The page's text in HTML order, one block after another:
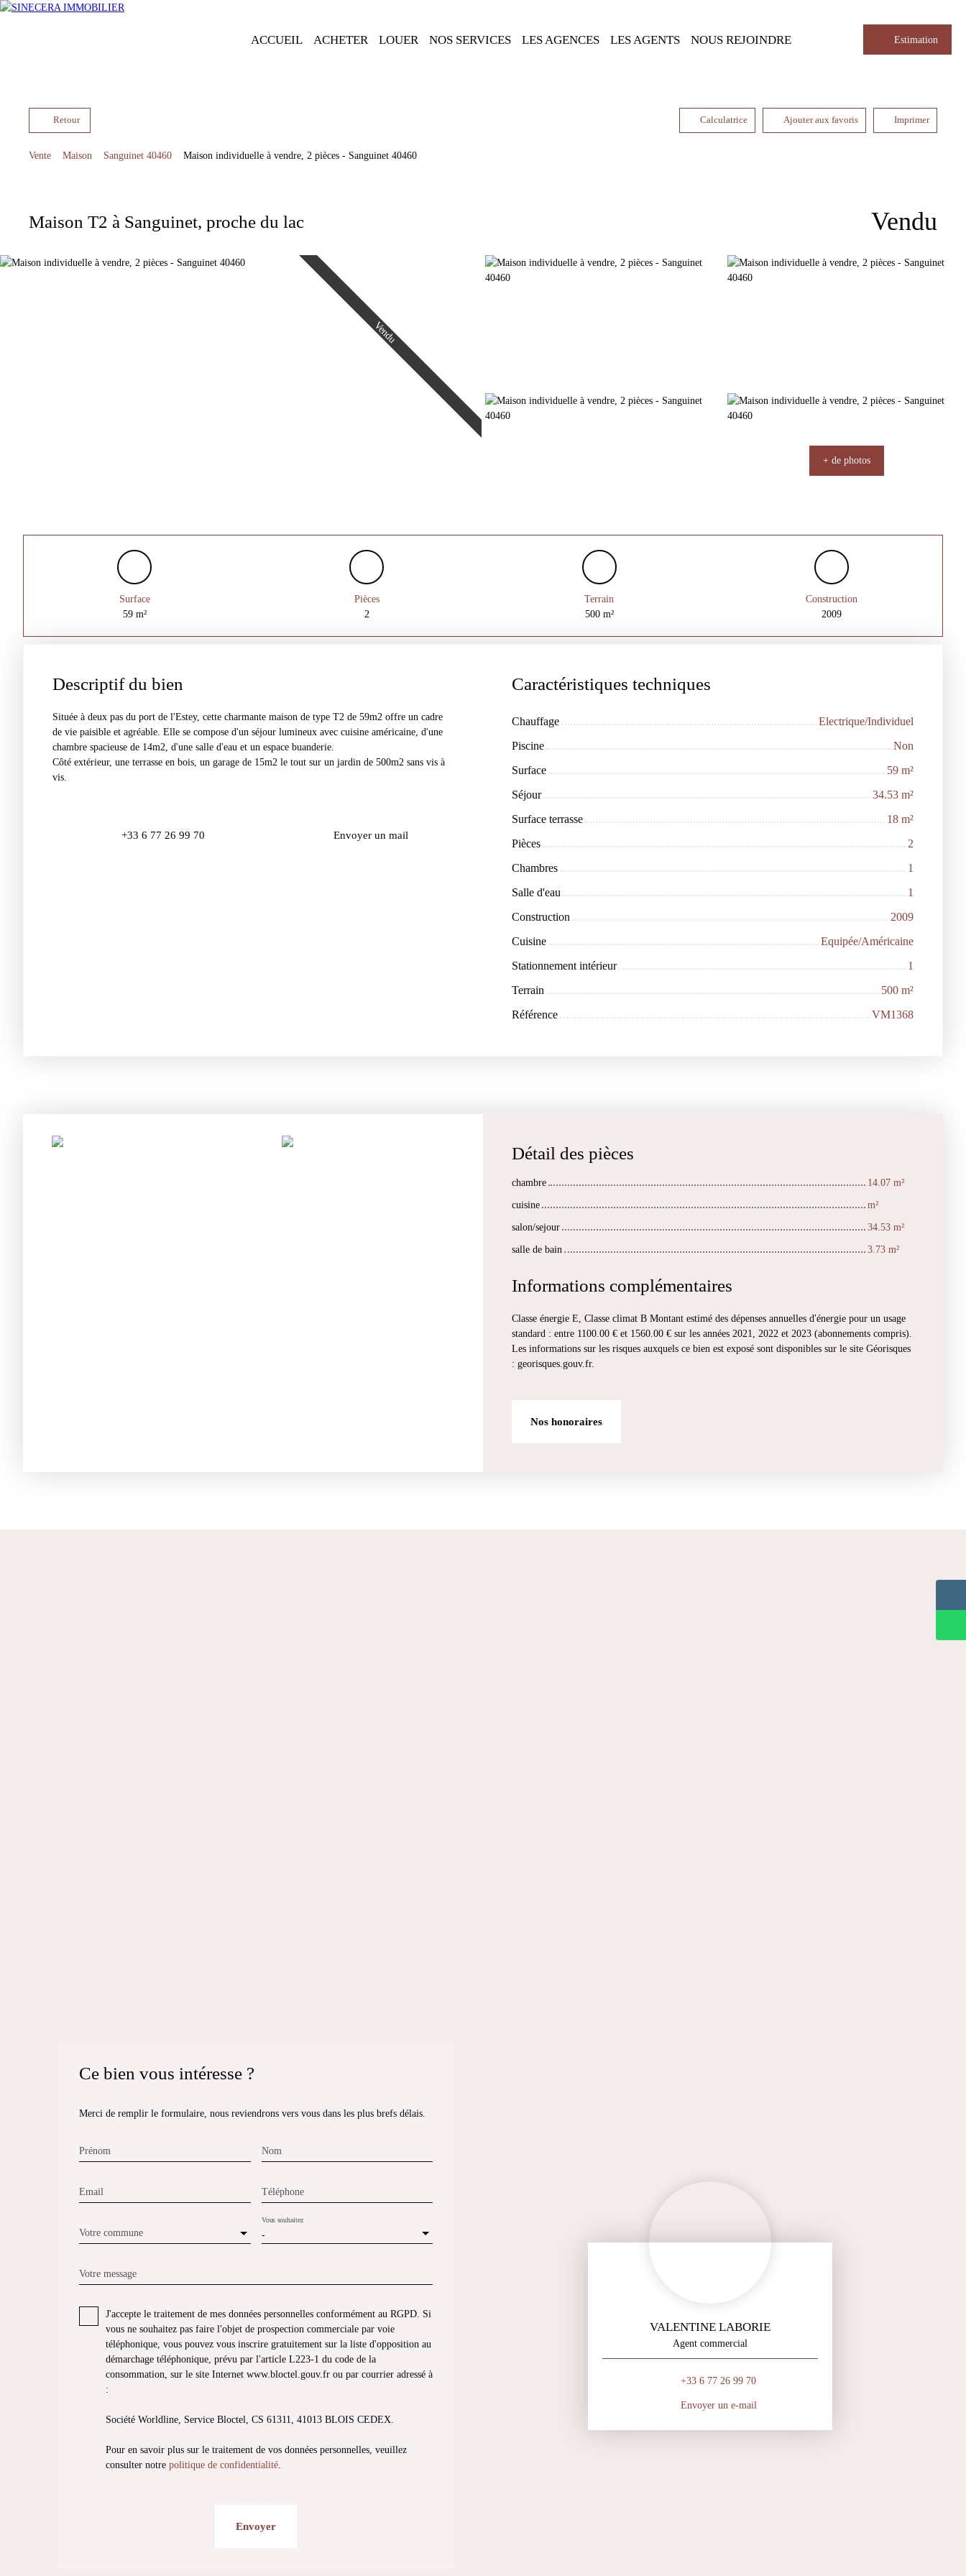
ACCUEIL ACHETER LOUER NOS SERVICES LES AGENCES LES AGENTS NOUS REJOINDRE Estimation
Retour Calculatrice Ajouter aux favoris Imprimer
Vente Maison Sanguinet 40460 Maison individuelle à vendre, 2 pièces - Sanguinet 40460
Maison T2 à Sanguinet, proche du lac Vendu
Vendu
+ de photos
Surface
59 m²
Pièces
2
Terrain
500 m²
Construction
2009
Descriptif du bien
Située à deux pas du port de l'Estey, cette charmante maison de type T2 de 59m2 offre un cadre
de vie paisible et agréable. Elle se compose d'un séjour lumineux avec cuisine américaine, d'une
chambre spacieuse de 14m2, d'une salle d'eau et un espace buanderie.
Côté extérieur, une terrasse en bois, un garage de 15m2 le tout sur un jardin de 500m2 sans vis à
vis.
+33 6 77 26 99 70 Envoyer un mail
Caractéristiques techniques
Chauffage
Electrique/Individuel
Piscine
Non
Surface
59 m²
Séjour
34.53 m²
Surface terrasse
18 m²
Pièces
2
Chambres
1
Salle d'eau
1
Construction
2009
Cuisine
Equipée/Américaine
Stationnement intérieur
1
Terrain
500 m²
Référence
VM1368
Détail des pièces
chambre
14.07 m²
cuisine
m²
salon/sejour
34.53 m²
salle de bain
3.73 m²
Informations complémentaires
Classe énergie E, Classe climat B Montant estimé des dépenses annuelles d'énergie pour un usage
standard : entre 1100.00 € et 1560.00 € sur les années 2021, 2022 et 2023 (abonnements compris).
Les informations sur les risques auxquels ce bien est exposé sont disponibles sur le site Géorisques
: georisques.gouv.fr.
Nos honoraires
Ce bien vous intéresse ?
Merci de remplir le formulaire, nous reviendrons vers vous dans les plus brefs délais.
Prénom Nom
Email Téléphone
Votre commune -
Vous souhaitez
Votre message
J'accepte le traitement de mes données personnelles conformément au RGPD. Si
vous ne souhaitez pas faire l'objet de prospection commerciale par voie
téléphonique, vous pouvez vous inscrire gratuitement sur la liste d'opposition au
démarchage téléphonique, prévu par l'article L223-1 du code de la
consommation, sur le site Internet www.bloctel.gouv.fr ou par courrier adressé à
:
Société Worldline, Service Bloctel, CS 61311, 41013 BLOIS CEDEX.
Pour en savoir plus sur le traitement de vos données personnelles, veuillez
consulter notre politique de confidentialité.
Envoyer
VALENTINE LABORIE
Agent commercial
+33 6 77 26 99 70
Envoyer un e-mail